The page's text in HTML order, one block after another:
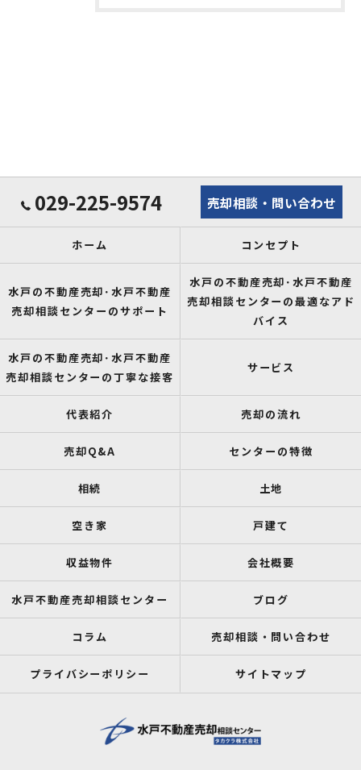
029-225-9574 売却相談・問い合わせ
ホーム コンセプト
水戸の不動産売却･水戸不動産
売却相談センターのサポート
水戸の不動産売却･水戸不動産
売却相談センターの最適なアド
バイス
水戸の不動産売却･水戸不動産
売却相談センターの丁寧な接客
サービス
代表紹介 売却の流れ
売却Q&A センターの特徴
相続 土地
空き家 戸建て
収益物件 会社概要
水戸不動産売却相談センター ブログ
コラム 売却相談・問い合わせ
プライバシーポリシー サイトマップ